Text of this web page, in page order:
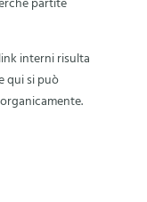
interni risulta
qui si può